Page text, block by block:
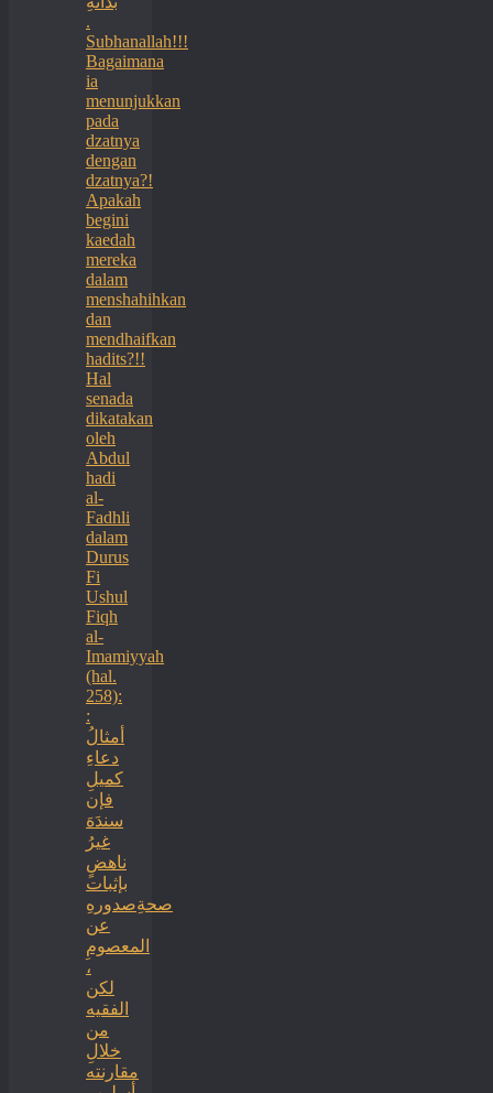
.
Subhanallah!!!
Bagaimana
ia
menunjukkan
pada
dzatnya
dengan
dzatnya?!
Apakah
begini
kaedah
mereka
dalam
menshahihkan
dan
mendhaifkan
hadits?!!
Hal
senada
dikatakan
oleh
Abdul
hadi
al-
Fadhli
dalam
Durus
Fi
Ushul
Fiqh
al-
Imamiyyah
(hal.
258):
:
أمثالُ
دعاءِ
كميلِ
فإن
سندَهَ
غيرُ
ناهضٍ
بإثبات
صحةِصدورهِ
عن
المعصومِ
،
لكن
الفقيه
من
خلالِ
مقارنته